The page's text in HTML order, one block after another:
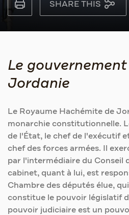
SHARE THIS
Le
Jordanie
Le Royaume Hachémite de
monarchie constitutionnelle.
de l'État, le chef de l'exécutif
chef des forces armées. Il
par l'intermédiaire du Conseil
cabinet, quant à lui, est
Chambre des députés élue,
constitue le pouvoir législatif
pouvoir judiciaire est un